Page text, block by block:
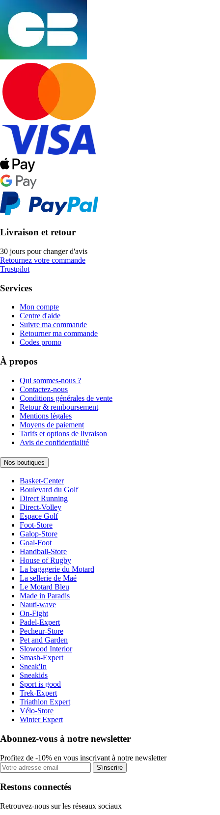
Livraison et retour
30 jours pour changer d'avis
Retournez votre commande
Trustpilot
Services
Mon compte
Centre d'aide
Suivre ma commande
Retourner ma commande
Codes promo
À propos
Qui sommes-nous ?
Contactez-nous
Conditions générales de vente
Retour & remboursement
Mentions légales
Moyens de paiement
Tarifs et options de livraison
Avis de confidentialité
Nos boutiques
Basket-Center
Boulevard du Golf
Direct Running
Direct-Volley
Espace Golf
Foot-Store
Galop-Store
Goal-Foot
Handball-Store
House of Rugby
La bagagerie du Motard
La sellerie de Maé
Le Motard Bleu
Made in Paradis
Nauti-wave
On-Fight
Padel-Expert
Pecheur-Store
Pet and Garden
Slowood Interior
Smash-Expert
Sneak'In
Sneakids
Sport is good
Trek-Expert
Triathlon Expert
Vélo-Store
Winter Expert
Abonnez-vous à notre newsletter
Profitez de -10% en vous inscrivant à notre newsletter
S'inscrire
Restons connectés
Retrouvez-nous sur les réseaux sociaux